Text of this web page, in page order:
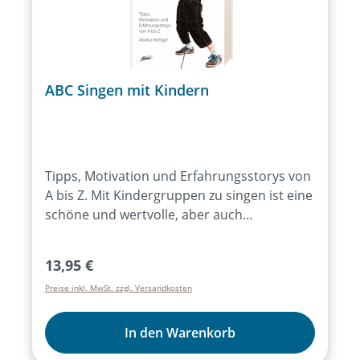
Fragen.Ein Roman für Erwachsene.
ABC Singen mit Kindern
Tipps, Motivation und Erfahrungsstorys von
A bis Z. Mit Kindergruppen zu singen ist eine
schöne und wertvolle, aber auch
Diese stammen aus einer jahrelangen
Praxisarbeit, die der Adonia-Gründer
Markus Hottiger mit unzähligen Kinder- und
Jugendchören durchlaufen hat. In
alphabetischer Reihenfolge finden sich in
Regulärer Preis:
13,95 €
Preise inkl. MwSt. zzgl. Versandkosten
In den Warenkorb